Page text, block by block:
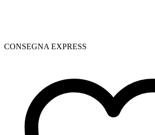
CONSEGNA EXPRESS